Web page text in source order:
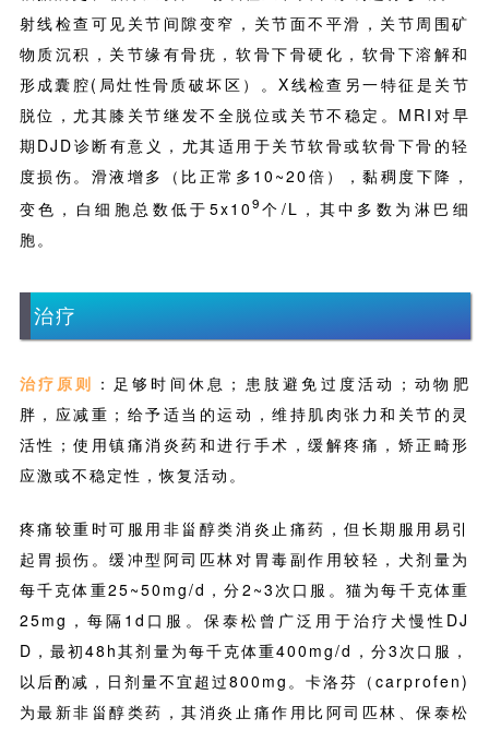
射线检查可见关节间隙变窄，关节面不平滑，关节周围矿
物质沉积，关节缘有骨疣，软骨下骨硬化，软骨下溶解和
形成囊腔(局灶性骨质破坏区）。X线检查另一特征是关节
脱位，尤其膝关节继发不全脱位或关节不稳定。MRI对早
期DJD诊断有意义，尤其适用于关节软骨或软骨下骨的轻
度损伤。滑液增多（比正常多10~20倍），黏稠度下降，
变色，白细胞总数低于5x109个/L，其中多数为淋巴细
胞。
治疗
治疗原则 ：足够时间休息；患肢避免过度活动；动物肥
胖，应减重；给予适当的运动，维持肌肉张力和关节的灵
活性；使用镇痛消炎药和进行手术，缓解疼痛，矫正畸形
应激或不稳定性，恢复活动。
疼痛较重时可服用非甾醇类消炎止痛药，但长期服用易引
起胃损伤。缓冲型阿司匹林对胃毒副作用较轻，犬剂量为
每千克体重25~50mg/d，分2~3次口服。猫为每千克体重
25mg，每隔1d口服。保泰松曾广泛用于治疗犬慢性DJ
D，最初48h其剂量为每千克体重400mg/d，分3次口服，
以后酌减，日剂量不宜超过800mg。卡洛芬（carprofen)
为最新非甾醇类药，其消炎止痛作用比阿司匹林、保泰松